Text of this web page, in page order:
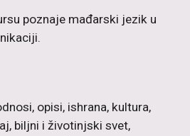
poznaje mađarski jezik u
opisi, ishrana, kultura,
biljni i životinjski svet,